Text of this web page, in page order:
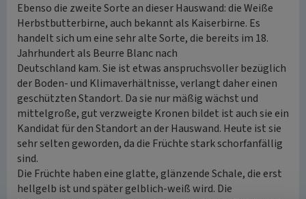
Ebenso die zweite Sorte an dieser Hauswand: die Weiße
Herbstbutterbirne, auch bekannt als Kaiserbirne. Es
handelt sich um eine sehr alte Sorte, die bereits im 18.
Jahrhundert als Beurre Blanc nach
Deutschland kam. Sie ist etwas anspruchsvoller bezüglich
der Boden- und Klimaverhältnisse, verlangt daher einen
geschützten Standort. Da sie nur mäßig wächst und
mittelgroße, gut verzweigte Kronen bildet ist auch sie ein
Kandidat für den Standort an der Hauswand. Heute ist sie
sehr selten geworden, da die Früchte stark schorfanfällig
sind.
Die Früchte haben eine glatte, glänzende Schale, die erst
hellgelb ist und später gelblich-weiß wird. Die